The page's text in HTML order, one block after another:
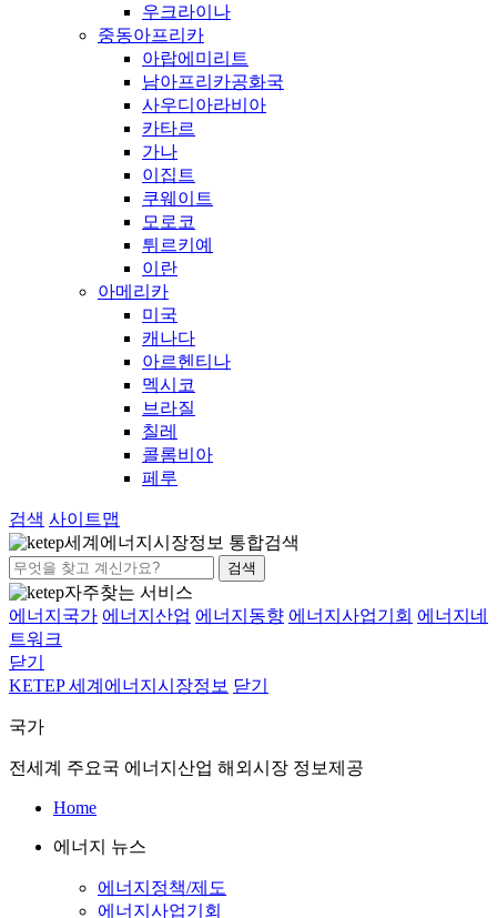
우크라이나
중동아프리카
아랍에미리트
남아프리카공화국
사우디아라비아
카타르
가나
이집트
쿠웨이트
모로코
튀르키예
이란
아메리카
미국
캐나다
아르헨티나
멕시코
브라질
칠레
콜롬비아
페루
검색 사이트맵
세계에너지시장정보 통합검색
검색
자주찾는 서비스
에너지국가 에너지산업 에너지동향 에너지사업기회 에너지네
트워크
닫기
KETEP 세계에너지시장정보 닫기
국가
전세계 주요국 에너지산업 해외시장 정보제공
Home
에너지 뉴스
에너지정책/제도
에너지사업기회